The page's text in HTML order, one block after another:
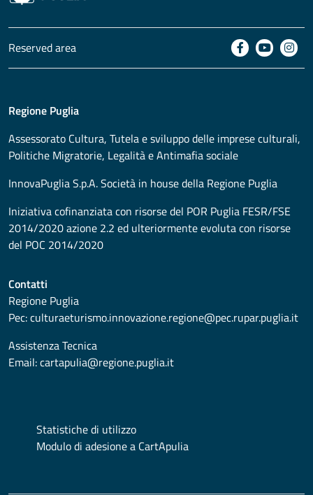
Reserved area
Regione Puglia
Assessorato Cultura, Tutela e sviluppo delle imprese culturali,
Politiche Migratorie, Legalità e Antimafia sociale
InnovaPuglia S.p.A. Società in house della Regione Puglia
Iniziativa cofinanziata con risorse del POR Puglia FESR/FSE
2014/2020 azione 2.2 ed ulteriormente evoluta con risorse
del POC 2014/2020
Contatti
Regione Puglia
Pec:culturaeturismo.innovazione.regione@pec.rupar.puglia.it
Assistenza Tecnica
Email:cartapulia@regione.puglia.it
Statistiche di utilizzo
Modulo di adesione a CartApulia